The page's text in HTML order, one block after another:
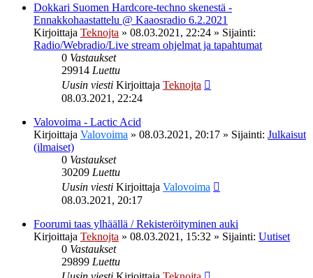
Dokkari Suomen Hardcore-techno skenestä -
Ennakkohaastattelu @ Kaaosradio 6.2.2021
Kirjoittaja Teknojta » 08.03.2021, 22:24 » Sijainti:
Radio/Webradio/Live stream ohjelmat ja tapahtumat
0 Vastaukset
29914 Luettu
Uusin viesti Kirjoittaja Teknojta
08.03.2021, 22:24
Valovoima - Lactic Acid
Kirjoittaja Valovoima » 08.03.2021, 20:17 » Sijainti: Julkaisut
(ilmaiset)
0 Vastaukset
30209 Luettu
Uusin viesti Kirjoittaja Valovoima
08.03.2021, 20:17
Foorumi taas ylhäällä / Rekisteröityminen auki
Kirjoittaja Teknojta » 08.03.2021, 15:32 » Sijainti: Uutiset
0 Vastaukset
29899 Luettu